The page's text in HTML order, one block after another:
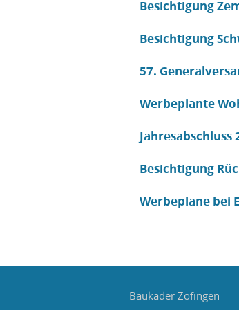
Besichtigung
Besichtigung
57.
Werbeplante
Jahresabschluss
Besichtigung
Werbeplane bei
Baukader Zofingen